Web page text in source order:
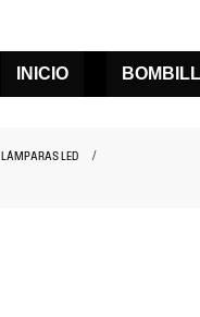
INICIO
LÁMPARAS LED